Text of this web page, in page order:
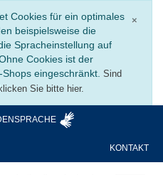
×
Cookies für ein optimales
beispielsweise die
Spracheinstellung auf
Cookies ist der
eingeschränkt. Sind
Sie bitte hier.
KONTAKT